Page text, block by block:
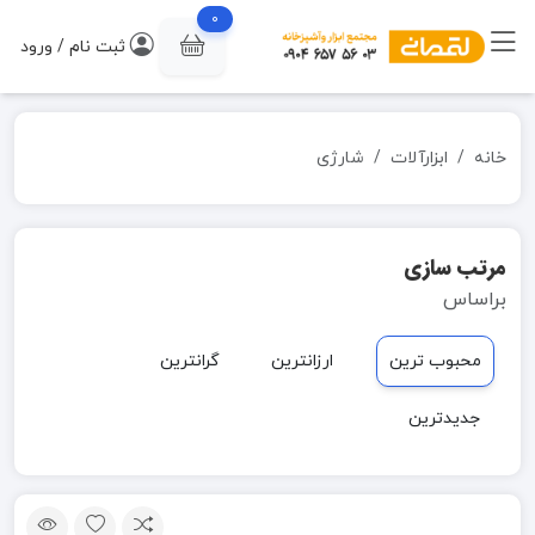
0
ثبت نام / ورود
خانه ابزارآلات شارژی
مرتب سازی
براساس
محبوب ترین ارزانترین گرانترین
جدیدترین